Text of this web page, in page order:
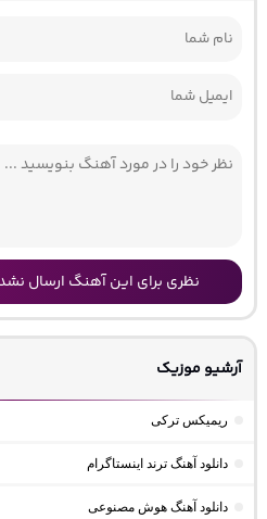
نظری برای این آهنگ ارسال
آرشیو موزیک
ریمیکس ترکی
دانلود آهنگ ترند اینستاگرام
دانلود آهنگ هوش مصنوعی